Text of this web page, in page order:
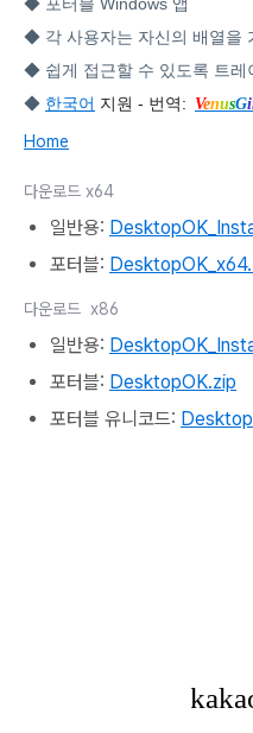
◆ 각 사용자는 자신의 배열을
◆ 쉽게 접근할 수 있도록 트레
◆ 한국어 지원 - 번역: VenusGi
Home
다운로드 x64
일반용:
포터블:
다운로드 x86
일반용:
포터블: DesktopOK.zip
포터블 유니코드: